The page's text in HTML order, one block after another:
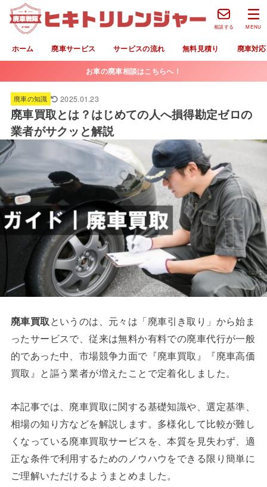
ホーム 廃車サービス サービスの流れ 無料見積り 廃車対
相談する MENU
お車の廃車相談はこちらへ！
廃車の知識 2025.01.23
廃車買取とは？はじめての人へ損得勘定ゼロの
業者がサクッと解説
廃車買取というのは、元々は「廃車引き取り」から始ま
ったサービスで、従来は無料か有料での廃車代行が一般
的であった中、市場競争力面で『廃車買取』『廃車高価
買取』と謳う業者が増えたことで定着化しました。
本記事では、廃車買取に関する基礎知識や、選定基準、
相場の知り方などを解説します。多様化して比較が難し
くなっている廃車買取サービスを、本質を見失わず、適
正な条件で利用するためのノウハウをできる限り簡単に
ご理解いただけるようまとめました。